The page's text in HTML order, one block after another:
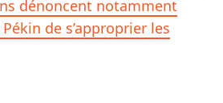
dénoncent notamment
de s’approprier les